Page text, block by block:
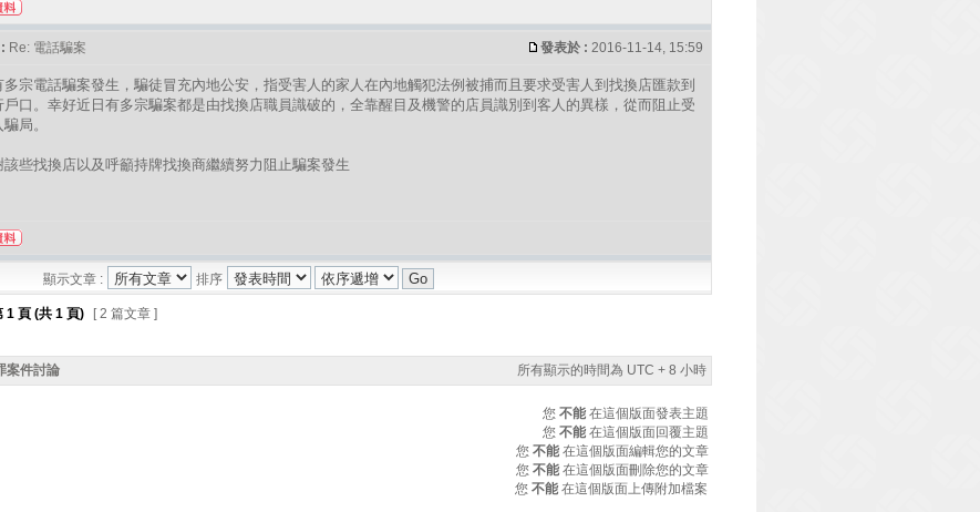
Re: 電話騙案 發表於 : 2016-11-14, 15:59
多宗電話騙案發生，騙徒冒充內地公安，指受害人的家人在內地觸犯法例被捕而且要求受害人到找換店匯款到
戶口。幸好近日有多宗騙案都是由找換店職員識破的，全靠醒目及機警的店員識別到客人的異樣，從而阻止受
局。
該些找換店以及呼籲持牌找換商繼續努力阻止騙案發生
顯示文章 : 排序
1 頁 (共 1 頁) [ 2 篇文章 ]
案件討論 所有顯示的時間為 UTC + 8 小時
您 不能 在這個版面發表主題
您 不能 在這個版面回覆主題
您 不能 在這個版面編輯您的文章
您 不能 在這個版面刪除您的文章
您 不能 在這個版面上傳附加檔案